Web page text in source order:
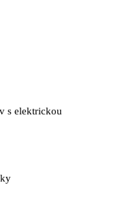
s elektrickou